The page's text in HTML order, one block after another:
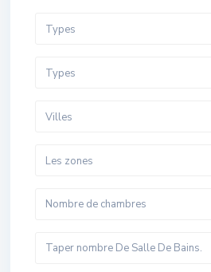
Types
Types
Villes
Les zones